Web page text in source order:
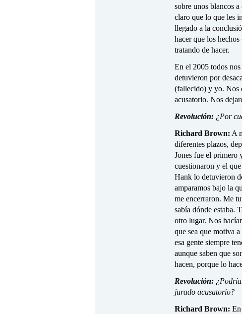
sobre unos blancos
claro que lo que les
llegado a la
hacer que los
tratando de hacer.
En el 2005 todos
detuvieron por
(fallecido) y yo. Nos
acusatorio. Nos
Revolución: ¿Por
Richard Brown: A
diferentes plazos,
Jones fue el primero
cuestionaron y el
Hank lo detuvieron
amparamos bajo la
me encerraron. Me
sabía dónde estaba.
otro lugar. Nos
que sea que motiva
esa gente siempre
aunque saben que
hacen, porque lo
Revolución:
jurado acusatorio?
Richard Brown: